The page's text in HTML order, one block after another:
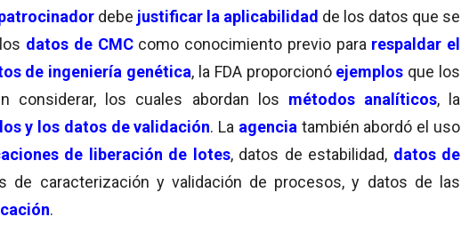
debe justificar la aplicabilidad de los datos que se
datos de CMCcomo conocimiento previo para respaldar el
de ingeniería genética, la FDA proporcionóejemplos que los
considerar, los cuales abordan los métodos analíticos, la
y los datos de validación. La agencia también abordó el uso
de liberación de lotes, datos de estabilidad, datos de
de caracterización y validación de procesos, y datos de las
.